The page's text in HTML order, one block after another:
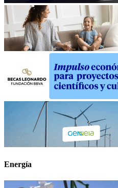
Energía